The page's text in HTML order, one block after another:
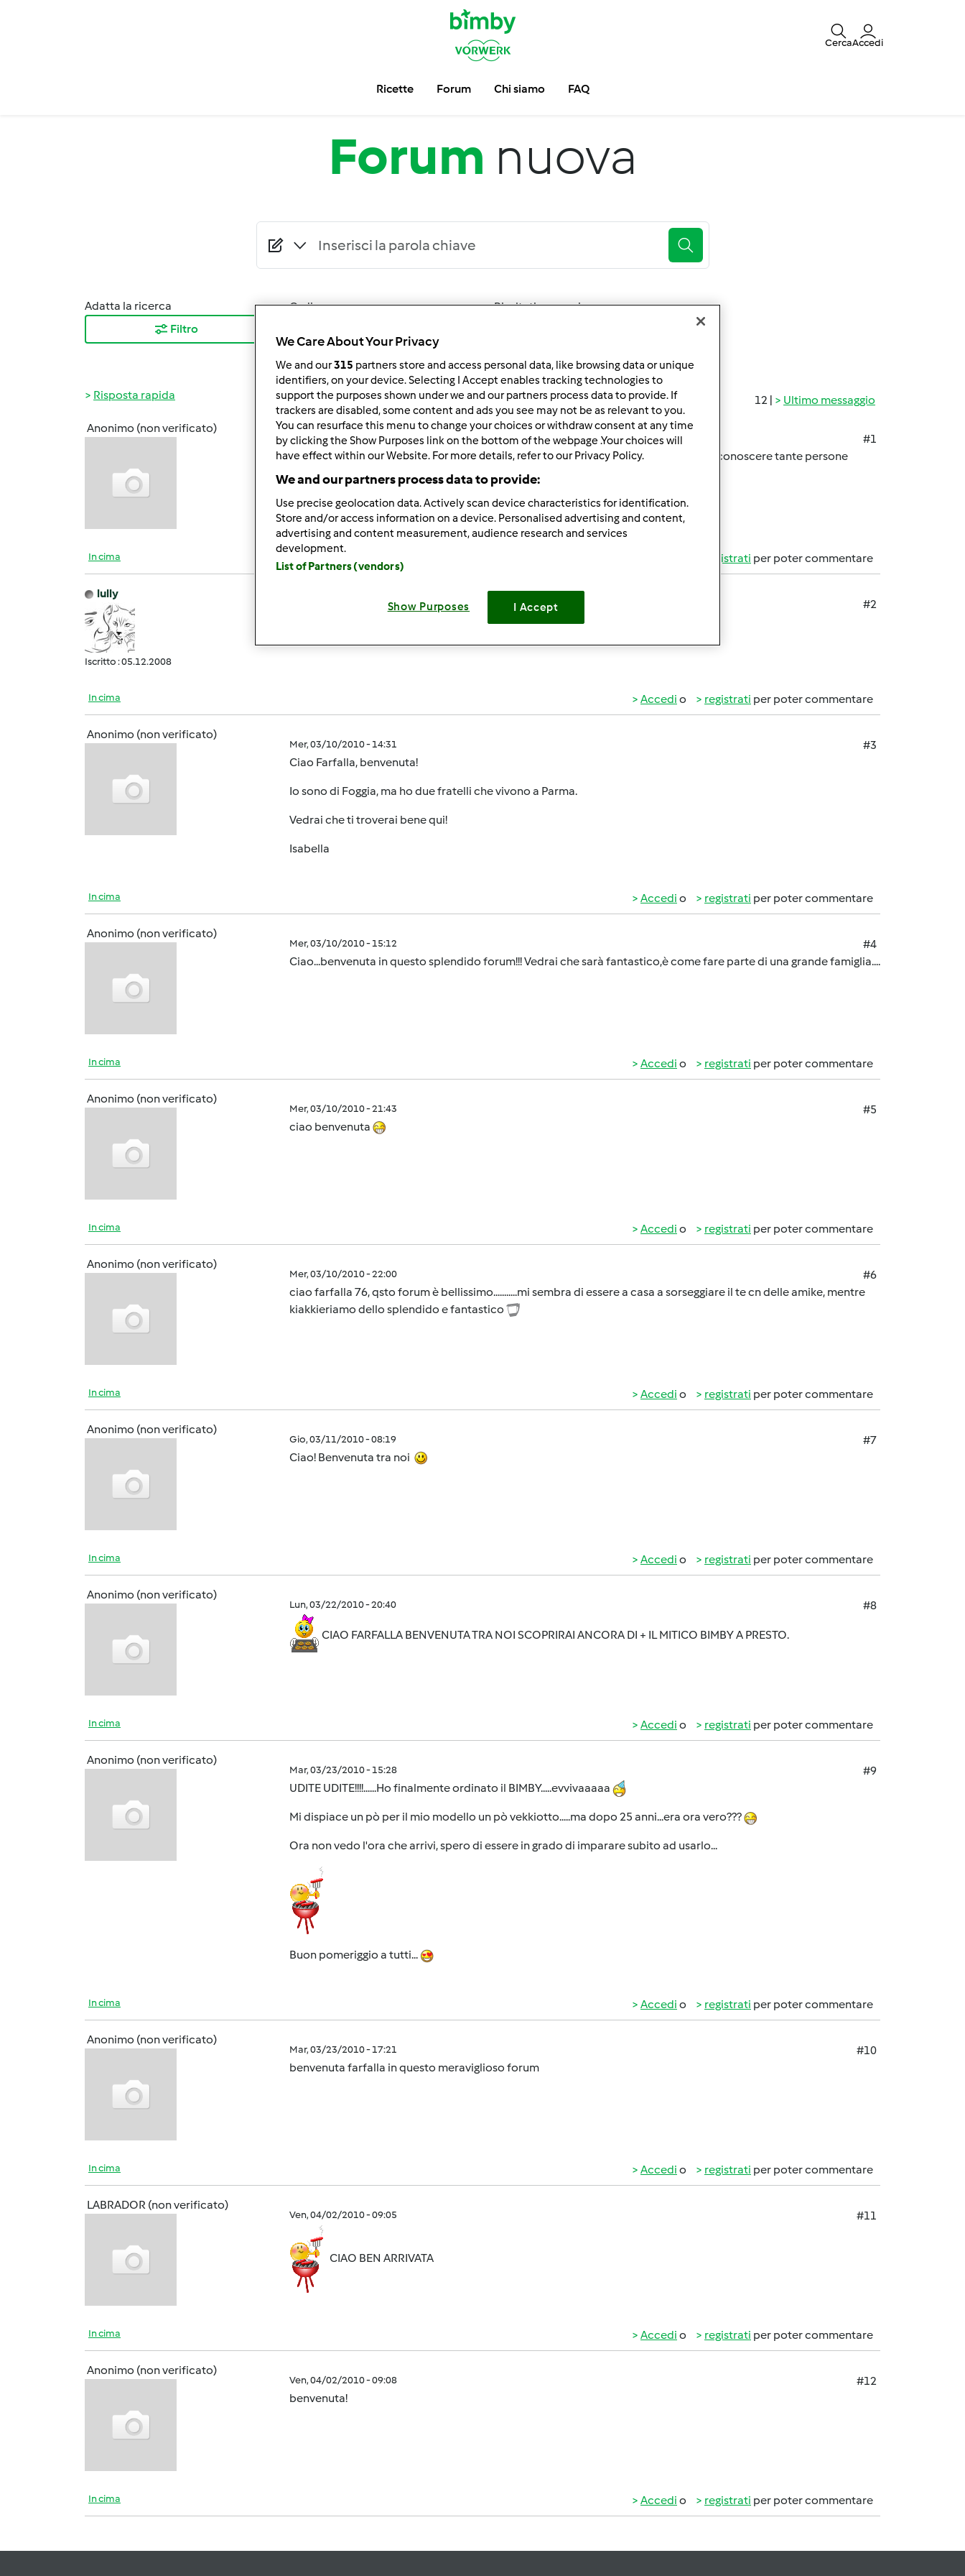
CercaAccedi
Ricette Forum Chi siamo FAQ
Forum nuova
Adatta la ricerca
Filtro
Ordina per:
Risultati per pagina:
12 | Ultimo messaggio
Risposta rapida
Anonimo (non verificato)
Mer, 03/10/2010 - 13:50
#1
Ciao sono nuova mi sono iscritta oggi sono di Parma ed ho un Bimby TM31 spero di conoscere tante persone
simpatiche che condividano con me l'amore per la cucuna.
In cima registrati per poter commentare
lully
Iscritto : 05.12.2008
Mer, 03/10/2010 - 14:01
#2
In cima Accedi o registrati per poter commentare
Anonimo (non verificato)
Mer, 03/10/2010 - 14:31
#3
Ciao Farfalla, benvenuta!
Io sono di Foggia, ma ho due fratelli che vivono a Parma.
Vedrai che ti troverai bene qui!
Isabella
In cima Accedi o registrati per poter commentare
Anonimo (non verificato)
Mer, 03/10/2010 - 15:12
#4
Ciao...benvenuta in questo splendido forum!!! Vedrai che sarà fantastico,è come fare parte di una grande famiglia....
In cima Accedi o registrati per poter commentare
Anonimo (non verificato)
Mer, 03/10/2010 - 21:43
#5
ciao benvenuta
In cima Accedi o registrati per poter commentare
Anonimo (non verificato)
Mer, 03/10/2010 - 22:00
#6
ciao farfalla 76, qsto forum è bellissimo...........mi sembra di essere a casa a sorseggiare il te cn delle amike, mentre
kiakkieriamo dello splendido e fantastico
In cima Accedi o registrati per poter commentare
Anonimo (non verificato)
Gio, 03/11/2010 - 08:19
#7
Ciao! Benvenuta tra noi
In cima Accedi o registrati per poter commentare
Anonimo (non verificato)
Lun, 03/22/2010 - 20:40 #8
CIAO FARFALLA BENVENUTA TRA NOI SCOPRIRAI ANCORA DI + IL MITICO BIMBY A PRESTO.
In cima Accedi o registrati per poter commentare
Anonimo (non verificato)
Mar, 03/23/2010 - 15:28
#9
UDITE UDITE!!!!......Ho finalmente ordinato il BIMBY.....evvivaaaaa
Mi dispiace un pò per il mio modello un pò vekkiotto.....ma dopo 25 anni...era ora vero???
Ora non vedo l'ora che arrivi, spero di essere in grado di imparare subito ad usarlo...
Buon pomeriggio a tutti...
In cima Accedi o registrati per poter commentare
Anonimo (non verificato)
Mar, 03/23/2010 - 17:21
#10
benvenuta farfalla in questo meraviglioso forum
In cima Accedi o registrati per poter commentare
LABRADOR (non verificato)
Ven, 04/02/2010 - 09:05 #11
CIAO BEN ARRIVATA
In cima Accedi o registrati per poter commentare
Anonimo (non verificato)
Ven, 04/02/2010 - 09:08
#12
benvenuta!
In cima Accedi o registrati per poter commentare
We Care About Your Privacy
We and our315 partners store and access personal data, like browsing data or unique
identifiers, on your device. Selecting I Accept enables tracking technologies to
support the purposes shown under we and our partners process data to provide. If
trackers are disabled, some content and ads you see may not be as relevant to you.
You can resurface this menu to change your choices or withdraw consent at any time
by clicking the Show Purposes link on the bottom of the webpage .Your choices will
have effect within our Website. For more details, refer to our Privacy Policy.
We and our partners process data to provide:
Use precise geolocation data. Actively scan device characteristics for identification.
Store and/or access information on a device. Personalised advertising and content,
advertising and content measurement, audience research and services
development.
List of Partners (vendors)
Show Purposes I Accept